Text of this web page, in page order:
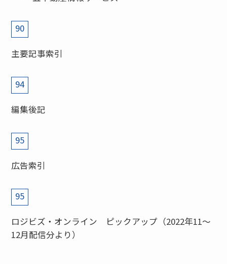
90
主要記事索引
94
編集後記
95
広告索引
95
ロジビズ・オンライン ピックアップ（2022年11～
12月配信分より）